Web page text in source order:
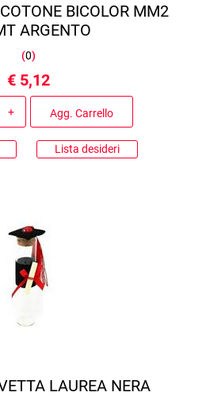
BICOLOR MM2
ARGENTO
(0)
€ 5,12
Agg. Carrello
Lista desideri
LAUREA NERA